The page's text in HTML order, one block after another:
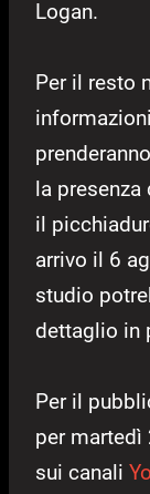
Logan.
Per il resto
la presenza
il
arrivo il 6
studio
dettaglio in
Per il
per martedì
sui canali